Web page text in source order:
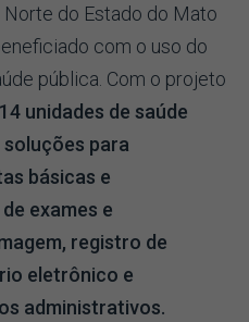
do Estado do Mato
com o uso do
pública. Com o projeto
14 unidades de saúde
para
básicas e
exames e
registro de
eletrônico e
administrativos.